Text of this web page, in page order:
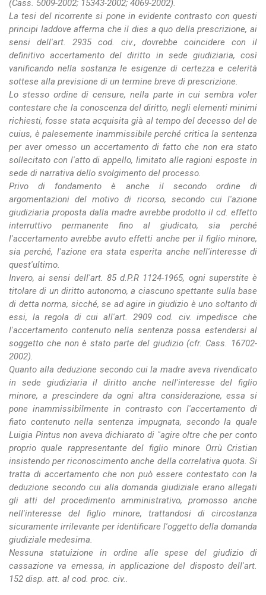
(Cass. 5009-2002; 15343-2002; 4069-2002).
La tesi del ricorrente si pone in evidente contrasto con questi
principi laddove afferma che il dies a quo della prescrizione, ai
sensi dell'art. 2935 cod. civ., dovrebbe coincidere con il
definitivo accertamento del diritto in sede giudiziaria, così
vanificando nella sostanza le esigenze di certezza e celerità
sottese alla previsione di un termine breve di prescrizione.
Lo stesso ordine di censure, nella parte in cui sembra voler
contestare che la conoscenza del diritto, negli elementi minimi
richiesti, fosse stata acquisita già al tempo del decesso del de
cuius, è palesemente inammissibile perché critica la sentenza
per aver omesso un accertamento di fatto che non era stato
sollecitato con l'atto di appello, limitato alle ragioni esposte in
sede di narrativa dello svolgimento del processo.
Privo di fondamento è anche il secondo ordine di
argomentazioni del motivo di ricorso, secondo cui l'azione
giudiziaria proposta dalla madre avrebbe prodotto il cd. effetto
interruttivo permanente fino al giudicato, sia perché
l'accertamento avrebbe avuto effetti anche per il figlio minore,
sia perché, l'azione era stata esperita anche nell'interesse di
quest'ultimo.
Invero, ai sensi dell'art. 85 d.P.R 1124-1965, ogni superstite è
titolare di un diritto autonomo, a ciascuno spettante sulla base
di detta norma, sicché, se ad agire in giudizio è uno soltanto di
essi, la regola di cui all'art. 2909 cod. civ. impedisce che
l'accertamento contenuto nella sentenza possa estendersi al
soggetto che non è stato parte del giudizio (cfr. Cass. 16702-
2002).
Quanto alla deduzione secondo cui la madre aveva rivendicato
in sede giudiziaria il diritto anche nell'interesse del figlio
minore, a prescindere da ogni altra considerazione, essa si
pone inammissibilmente in contrasto con l'accertamento di
fiato contenuto nella sentenza impugnata, secondo la quale
Luigia Pintus non aveva dichiarato di "agire oltre che per conto
proprio quale rappresentante del figlio minore Orrù Cristian
insistendo per riconoscimento anche della correlativa quota. Si
tratta di accertamento che non può essere contestato con la
deduzione secondo cui alla domanda giudiziale erano allegati
gli atti del procedimento amministrativo, promosso anche
nell'interesse del figlio minore, trattandosi di circostanza
sicuramente irrilevante per identificare l'oggetto della domanda
giudiziale medesima.
Nessuna statuizione in ordine alle spese del giudizio di
cassazione va emessa, in applicazione del disposto dell'art.
152 disp. att. al cod. proc. civ..